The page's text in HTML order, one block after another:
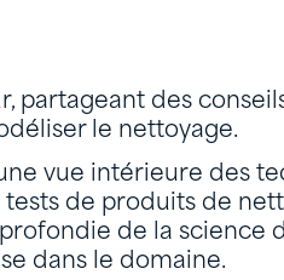
partageant des
le nettoyage.
vue intérieure des
de produits de
de la science
dans le domaine.